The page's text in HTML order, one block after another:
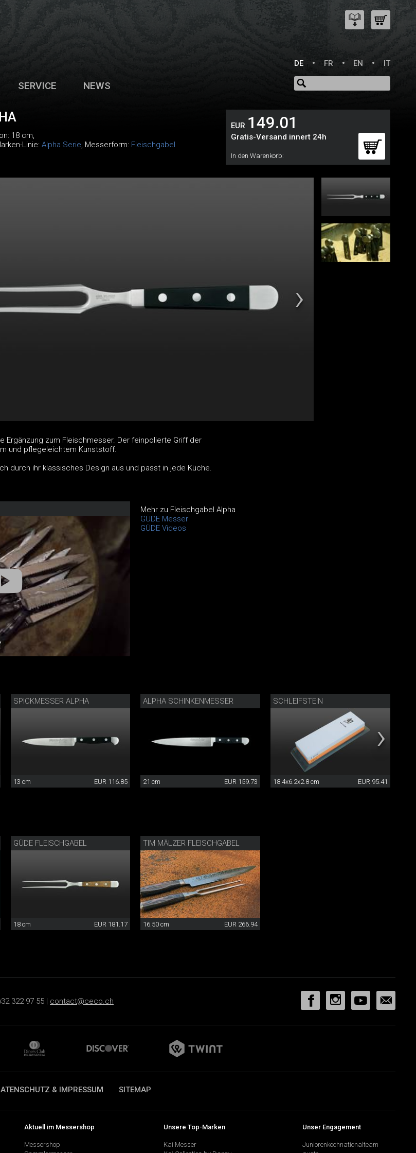
DE
FR EN IT
SERVICE NEWS
18 cm,
Linie: Alpha Serie, Messerform: Fleischgabel
EUR 149.01
Gratis-Versand innert 24h
In den Warenkorb:
Ergänzung zum Fleischmesser. Der feinpolierte Griff der
und pflegeleichtem Kunststoff.
durch ihr klassisches Design aus und passt in jede Küche.
Mehr zu Fleischgabel Alpha
GÜDE Messer
GÜDE Videos
SPICKMESSER ALPHA
13 cm EUR 116.85
ALPHA SCHINKENMESSER
21 cm EUR 159.73
SCHLEIFSTEIN
18.4x6.2x2.8 cm EUR 95.41
GÜDE FLEISCHGABEL
18 cm EUR 181.17
TIM MÄLZER FLEISCHGABEL
16.50 cm EUR 266.94
322 97 55 | contact@ceco.ch
& IMPRESSUM SITEMAP
Aktuell im Messershop
Messershop
Unsere Top-Marken
Kai Messer
Unser Engagement
Juniorenkochnationalteam